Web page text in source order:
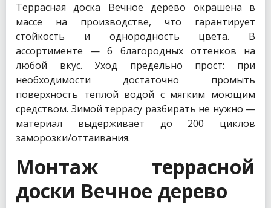
Террасная доска Вечное дерево окрашена в
массе на производстве, что гарантирует
стойкость и однородность цвета. В
ассортименте — 6 благородных оттенков на
любой вкус. Уход предельно прост: при
необходимости достаточно промыть
поверхность теплой водой с мягким моющим
средством. Зимой террасу разбирать не нужно —
материал выдерживает до 200 циклов
заморозки/оттаивания.
Монтаж террасной
доски Вечное дерево